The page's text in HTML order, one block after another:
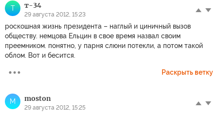
Т т-34
29 августа 2012, 15:23
роскошная жизнь президента – наглый и циничный вызов
обществу. немцова Ельцин в свое время назвал своим
преемником. понятно, у парня слюни потекли, а потом такой
облом. Вот и бесится.
Раскрыть ветку
M moston
29 августа 2012, 15:25